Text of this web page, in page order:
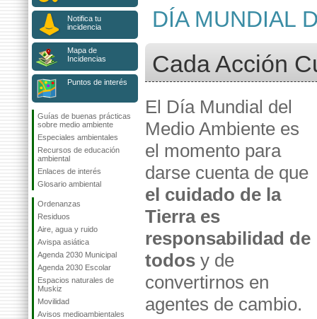
Notifica tu
incidencia
Mapa de
Incidencias
Puntos de interés
Guías de buenas prácticas
sobre medio ambiente
Especiales ambientales
Recursos de educación
ambiental
Enlaces de interés
Glosario ambiental
Ordenanzas
Residuos
Aire, agua y ruido
Avispa asiática
Agenda 2030 Municipal
Agenda 2030 Escolar
Espacios naturales de
Muskiz
Movilidad
Avisos medioambientales
DÍA MUNDIAL
Cada Acción
El Día Mundial del
Medio Ambiente es
el momento para
darse cuenta de que
el cuidado de la
Tierra es
responsabilidad de
todos y de
convertirnos en
agentes de cambio.